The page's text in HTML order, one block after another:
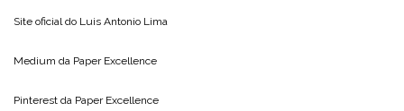
Site oficial do Luis Antonio Lima
Medium da Paper Excellence
Pinterest da Paper Excellence